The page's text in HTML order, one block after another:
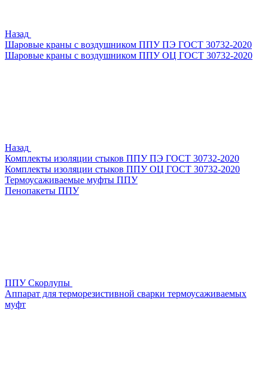
Назад
Шаровые краны с воздушником ППУ ПЭ ГОСТ 30732-2020
Шаровые краны с воздушником ППУ ОЦ ГОСТ 30732-2020
Назад
Комплекты изоляции стыков ППУ ПЭ ГОСТ 30732-2020
Комплекты изоляции стыков ППУ ОЦ ГОСТ 30732-2020
Термоусаживаемые муфты ППУ
Пенопакеты ППУ
ППУ Скорлупы
Аппарат для терморезистивной сварки термоусаживаемых
муфт